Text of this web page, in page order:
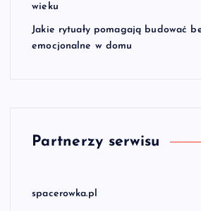
wieku
Jakie rytuały pomagają budować
emocjonalne w domu
Partnerzy serwisu
spacerowka.pl